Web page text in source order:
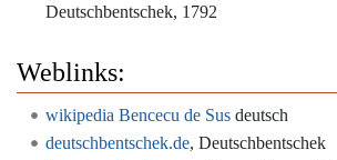
Deutschbentschek, 1792
Weblinks:
wikipedia Bencecu de Susdeutsch
deutschbentschek.de, Deutschbentschek